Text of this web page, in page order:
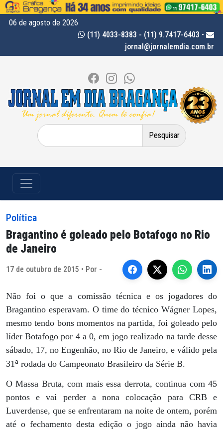
06 de agosto de 2026
(11) 4033-8383 - (11) 9.7417-6403 -
jornal@jornalemdia.com.br
Pesquisar
por:
Política
Bragantino é goleado pelo Botafogo no Rio
de Janeiro
17 de outubro de 2015 • Por -
Não foi o que a comissão técnica e os jogadores do
Bragantino esperavam. O time do técnico Wágner Lopes,
mesmo tendo bons momentos na partida, foi goleado pelo
líder Botafogo por 4 a 0, em jogo realizado na tarde desse
sábado, 17, no Engenhão, no Rio de Janeiro, e válido pela
31ª rodada do Campeonato Brasileiro da Série B.
O Massa Bruta, com mais essa derrota, continua com 45
pontos e vai perder a nona colocação para CRB e
Luverdense, que se enfrentaram na noite de ontem, porém
até o fechamento desta edição o jogo ainda não havia